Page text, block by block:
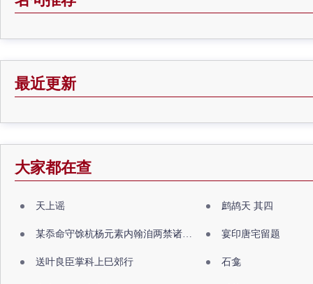
最近更新
大家都在查
天上谣 鹧鸪天 其四
某忝命守馀杭杨元素内翰洎两禁诸公出祖佛寺 宴印唐宅留题
送叶良臣掌科上巳郊行 石龛